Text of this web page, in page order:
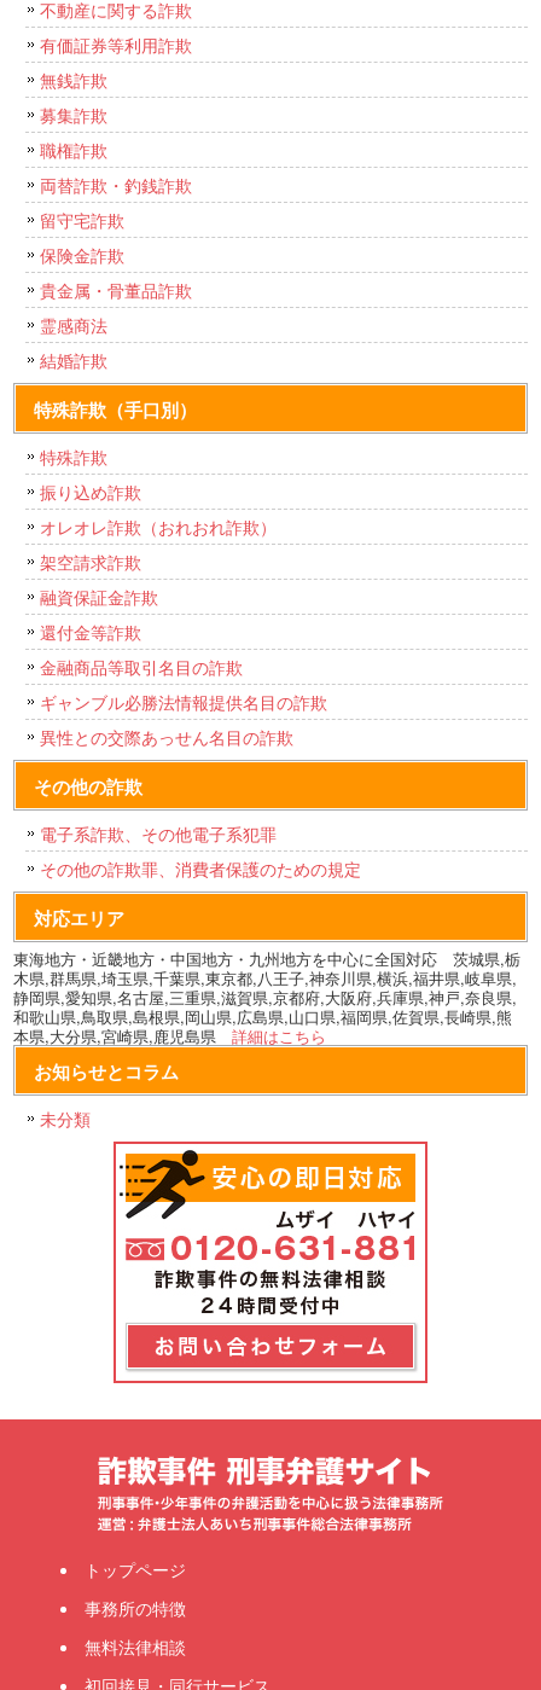
不動産に関する詐欺
有価証券等利用詐欺
無銭詐欺
募集詐欺
職権詐欺
両替詐欺・釣銭詐欺
留守宅詐欺
保険金詐欺
貴金属・骨董品詐欺
霊感商法
結婚詐欺
特殊詐欺（手口別）
特殊詐欺
振り込め詐欺
オレオレ詐欺（おれおれ詐欺）
架空請求詐欺
融資保証金詐欺
還付金等詐欺
金融商品等取引名目の詐欺
ギャンブル必勝法情報提供名目の詐欺
異性との交際あっせん名目の詐欺
その他の詐欺
電子系詐欺、その他電子系犯罪
その他の詐欺罪、消費者保護のための規定
対応エリア
東海地方・近畿地方・中国地方・九州地方を中心に全国対応 茨城県,栃
木県,群馬県,埼玉県,千葉県,東京都,八王子,神奈川県,横浜,福井県,岐阜県,
静岡県,愛知県,名古屋,三重県,滋賀県,京都府,大阪府,兵庫県,神戸,奈良県,
和歌山県,鳥取県,島根県,岡山県,広島県,山口県,福岡県,佐賀県,長崎県,熊
本県,大分県,宮崎県,鹿児島県詳細はこちら
お知らせとコラム
未分類
トップページ
事務所の特徴
無料法律相談